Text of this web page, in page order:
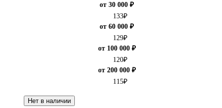
от 30 000 ₽
133₽
от 60 000 ₽
129₽
от 100 000 ₽
120₽
от 200 000 ₽
115₽
Нет в наличии